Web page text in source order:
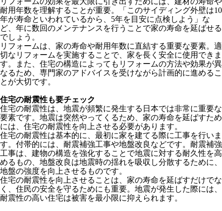
耐用年数を理解することが重要。「このサイディング外壁は10
年が寿命といわれているから、5年を目安に点検しよう」な
ど、年に数回のメンテナンスを行うことで家の寿命を延ばせる
でしょう。
リフォームは、家の寿命や耐用年数に直結する重要な要素。適
切なリフォームを実施することで、家を長く安全に使用できま
す。また、住宅の構造によってもリフォームの方法や効果が異
なるため、専門家のアドバイスを受けながら計画的に進めるこ
とが大切です。
住宅の耐震性も要チェック
住宅の耐震性は、地震が頻繁に発生する日本では非常に重要な
要素です。地震は突然やってくるため、家の寿命を延ばすため
には、住宅の耐震性を向上させる必要があります。
住宅の耐震性は基本的に、最初に家を建てる際に工事を行いま
す。付帯的には、耐震補強工事や地盤改良などです。耐震補強
工事は、建物の構造を強化することで地震に対する耐久性を高
めるもの、地盤改良は地震時の揺れを吸収し分散するために、
地盤の強度を向上させるものです。
住宅の耐震性を向上させることは、家の寿命を延ばすだけでな
く、住民の安全を守るためにも重要。地震が発生した際には、
耐震性の高い住宅は被害を最小限に抑えられます。